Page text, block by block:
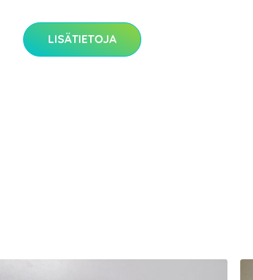
LISÄTIETOJA